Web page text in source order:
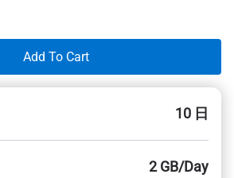
Add To Cart
10 日
2 GB/Day